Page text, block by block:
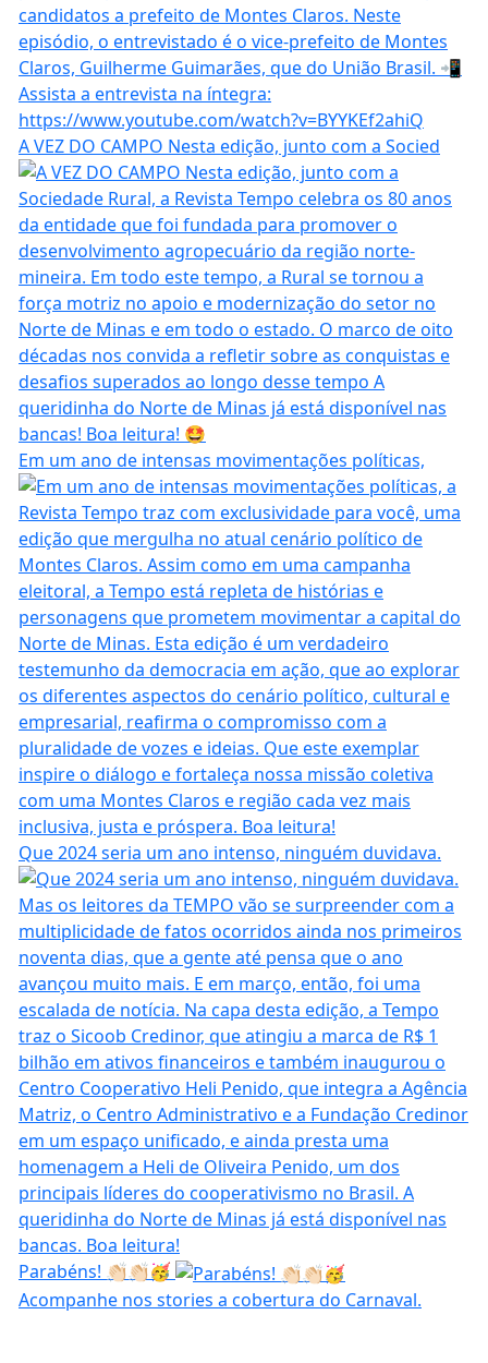
A VEZ DO CAMPO Nesta edição, junto com a Socied
Em um ano de intensas movimentações políticas,
Que 2024 seria um ano intenso, ninguém duvidava.
Parabéns! 👏🏻👏🏻🥳
Acompanhe nos stories a cobertura do Carnaval.